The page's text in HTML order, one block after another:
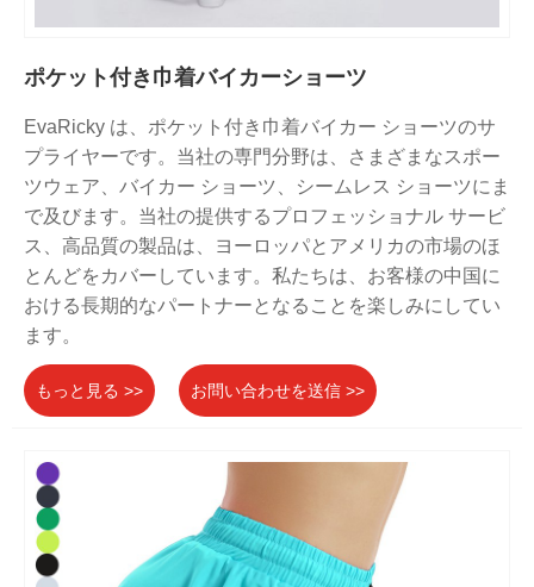
ポケット付き巾着バイカーショーツ
EvaRicky は、ポケット付き巾着バイカー ショーツのサ
プライヤーです。当社の専門分野は、さまざまなスポー
ツウェア、バイカー ショーツ、シームレス ショーツにま
で及びます。当社の提供するプロフェッショナル サービ
ス、高品質の製品は、ヨーロッパとアメリカの市場のほ
とんどをカバーしています。私たちは、お客様の中国に
おける長期的なパートナーとなることを楽しみにしてい
ます。
もっと見る >> お問い合わせを送信 >>